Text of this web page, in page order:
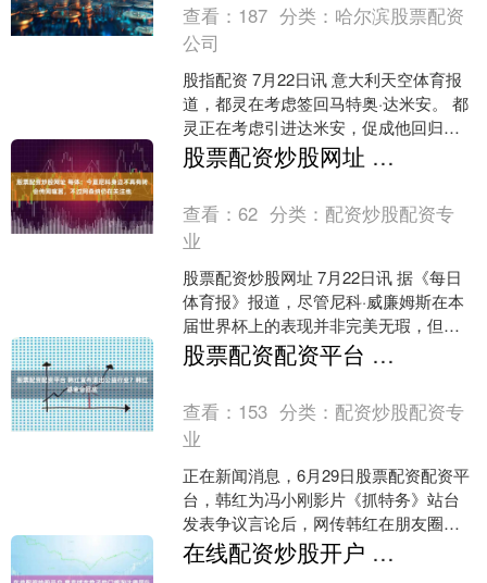
查看： 187 分类： 哈尔滨股票配资
公司
股指配资 7月22日讯 意大利天空体育报
道，都灵在考虑签回马特奥·达米安。 都
灵正在考虑引进达米安，促成他回归球
队。达米安在国际米兰效力六个赛季后
合同到期成为自....
股票配资炒股网址 每体：今夏尼科身边不再有转会传闻喧嚣，不过阿森纳仍在关注他
查看：62 分类： 配资炒股配资专
业
股票配资炒股网址 7月22日讯 据《每日
体育报》报道，尽管尼科·威廉姆斯在本
届世界杯上的表现并非完美无瑕，但这
位边锋再次证明了自己总能在关键时刻
挺身而出。在决赛....
股票配资配资平台 韩红宣布退出公益行业？韩红基金会回应
查看： 153 分类： 配资炒股配资专
业
正在新闻消息，6月29日股票配资配资平
台，韩红为冯小刚影片《抓特务》站台
发表争议言论后，网传韩红在朋友圈发
文，称自己泣不成声并向公众致歉，还
表示即日起将退出公益....
在线配资炒股开户 曾卖球衣救子的门将淘汰德国队